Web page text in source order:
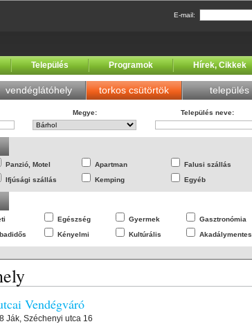
E-mail:
Település Programok Hírek, Cikkek
vendéglátóhely torkos csütörtök település
Megye: Település neve:
Panzió, Motel Apartman
Falusi szállás
Ifjúsági szállás Kemping Egyéb
Egészség Gyermek
Gasztronómia
Kényelmi Kultúrális Akadálymentes
Vendégváró
Ják, Széchenyi utca 16